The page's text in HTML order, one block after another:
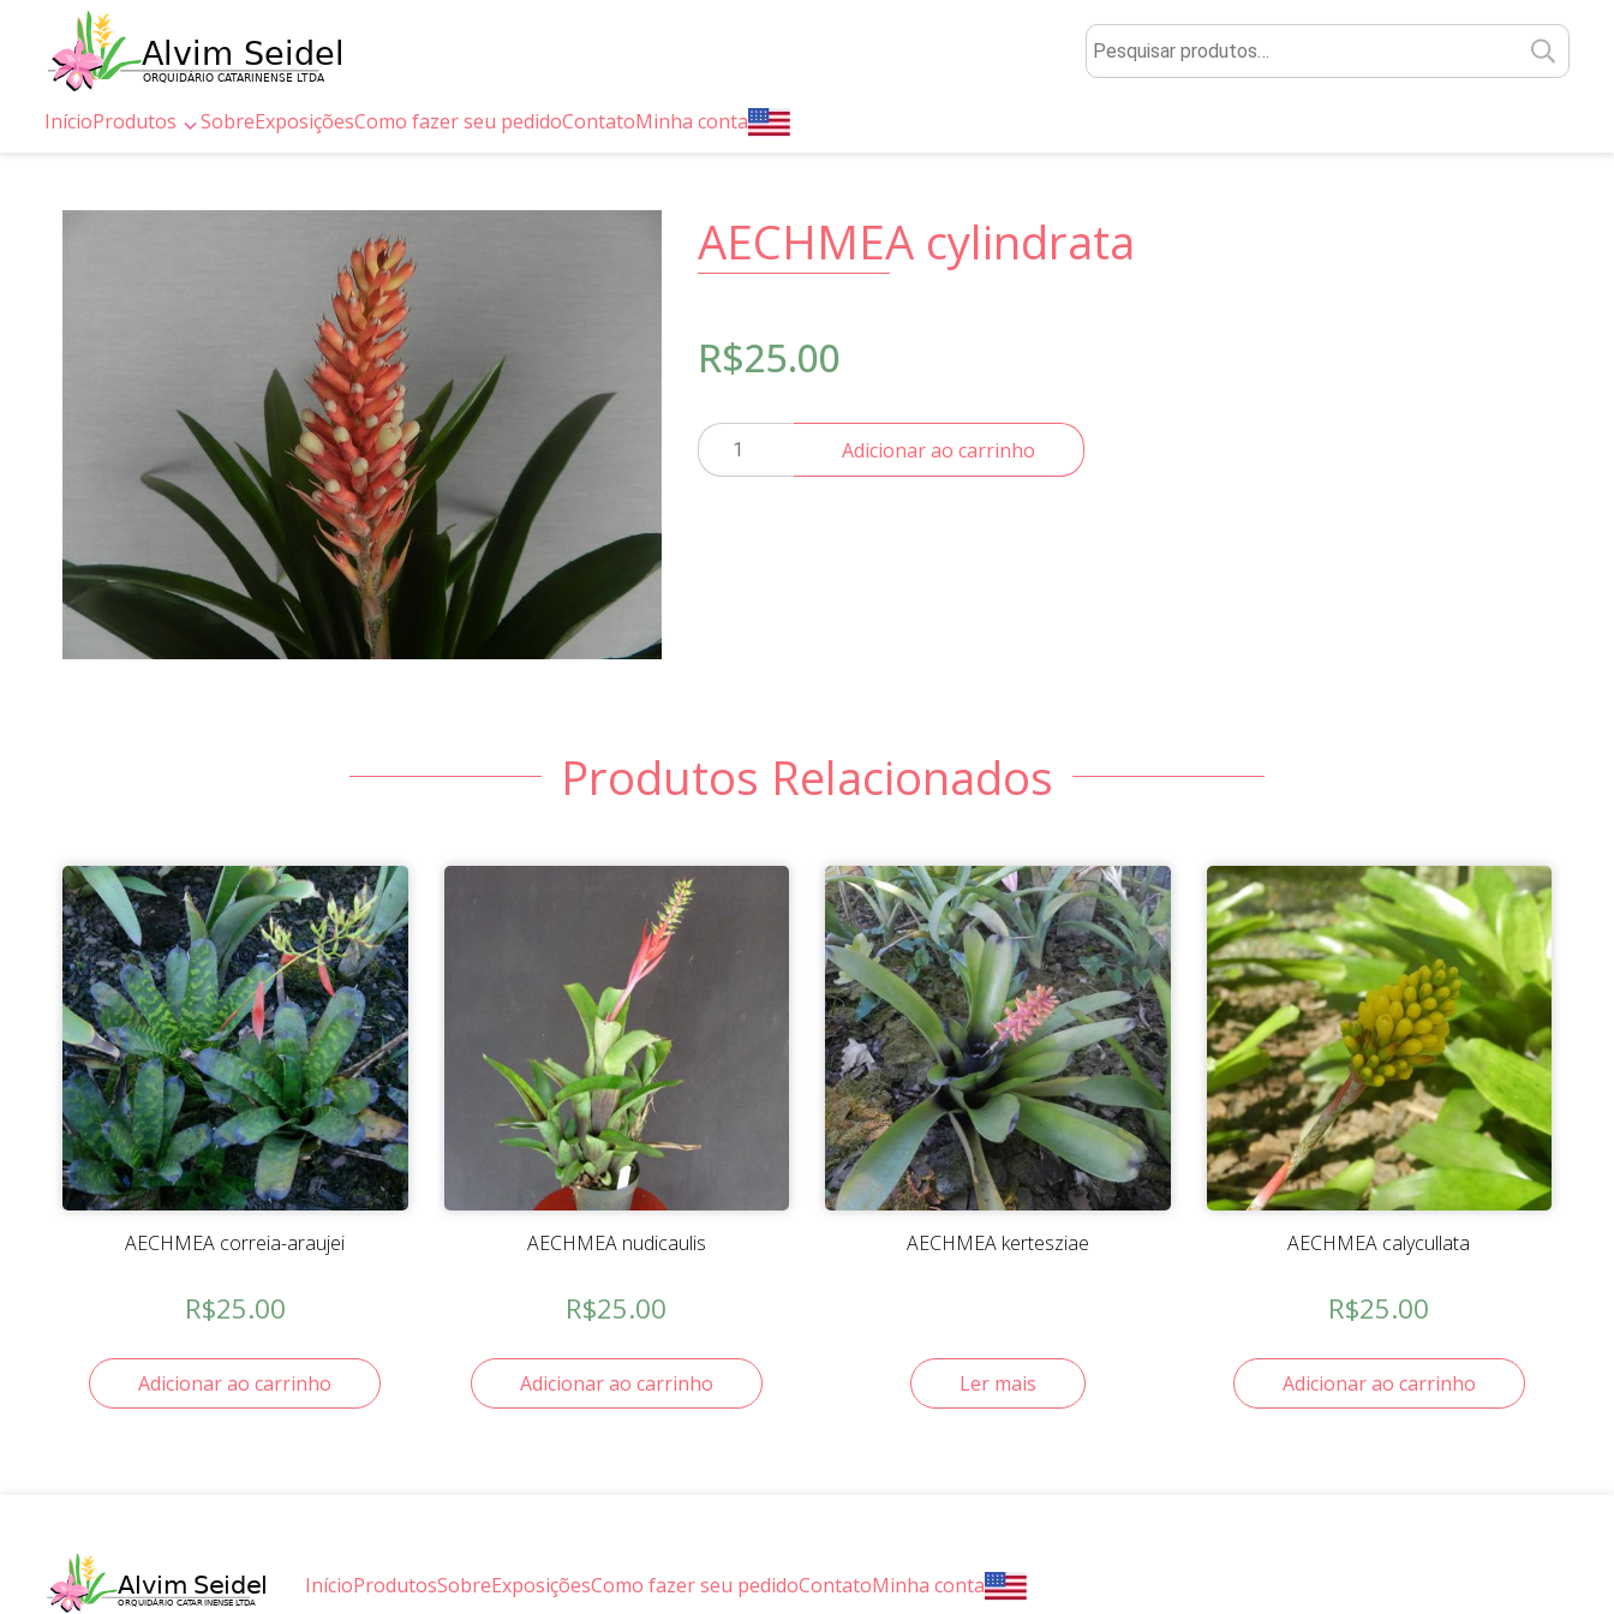
por:
InícioProdutos SobreExposiçõesComo fazer seu pedidoContatoMinha conta
AECHMEA cylindrata
R$25.00
AECHMEA
cylindrata
Adicionar ao carrinho
Produtos Relacionados
AECHMEA correia-araujei
R$25.00
Adicionar ao carrinho
AECHMEA nudicaulis
R$25.00
Adicionar ao carrinho
AECHMEA kertesziae
Ler mais
AECHMEA calycullata
R$25.00
Adicionar ao carrinho
InícioProdutosSobreExposiçõesComo fazer seu pedidoContatoMinha conta